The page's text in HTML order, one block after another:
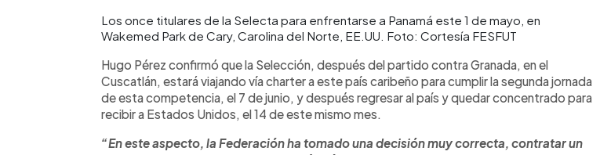
Los once titulares de la Selecta para enfrentarse a Panamá este 1 de mayo, en
Wakemed Park de Cary, Carolina del Norte, EE.UU. Foto: Cortesía FESFUT
Hugo Pérez confirmó que la Selección, después del partido contra Granada, en el
Cuscatlán, estará viajando vía charter a este país caribeño para cumplir la segunda jornada
de esta competencia, el 7 de junio, y después regresar al país y quedar concentrado para
recibir a Estados Unidos, el 14 de este mismo mes.
“En este aspecto, la Federación ha tomado una decisión muy correcta, contratar un